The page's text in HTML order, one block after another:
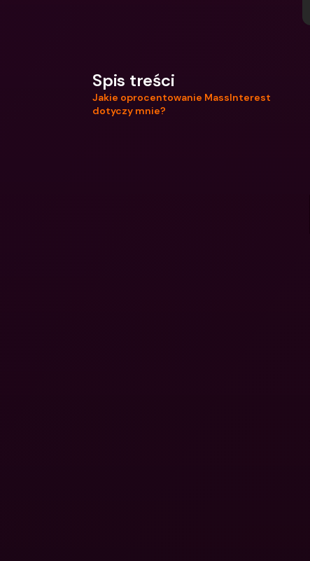
Spis treści
Jakie oprocentowanie MassInterest
dotyczy mnie?